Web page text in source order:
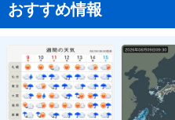
おすすめ情報